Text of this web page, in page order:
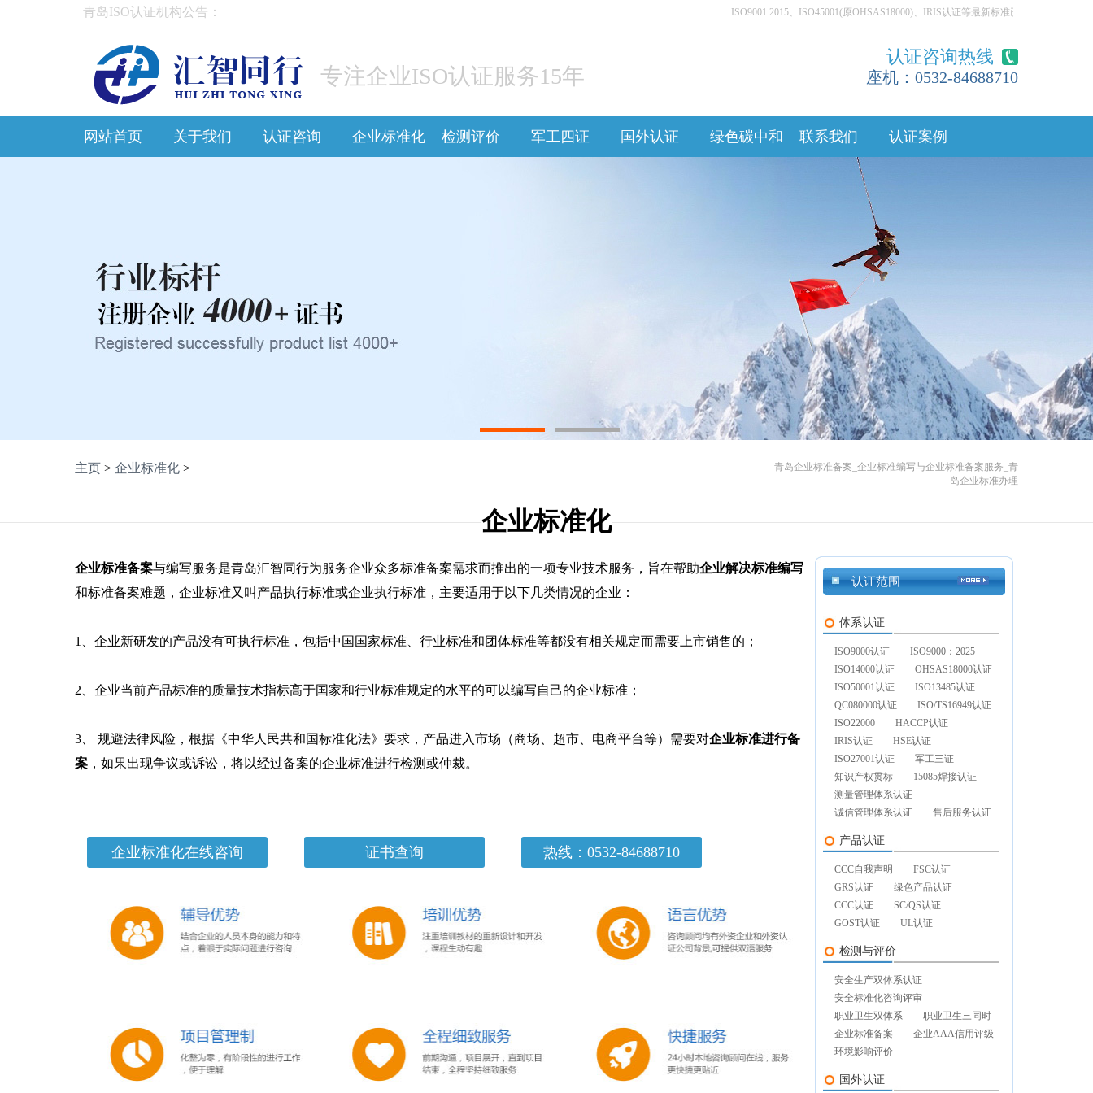
青岛ISO认证机构公告： ISO9001:2015、ISO45001(原OHSAS18000)、IRIS认证等最新标准已经更新，青岛各
专注企业ISO认证服务15年
认证咨询热线
座机：0532-84688710
网站首页 关于我们 认证咨询 企业标准化 检测评价 军工四证 国外认证 绿色碳中和 联系我们 认证案例
1 2
主页 > 企业标准化 >
青岛企业标准备案_企业标准编写与企业标准备案服务_青
岛企业标准办理
企业标准化
企业标准备案与编写服务是青岛汇智同行为服务企业众多标准备案需求而推出的一项专业技术服务，旨在帮助企业解决标准编写
和标准备案难题，企业标准又叫产品执行标准或企业执行标准，主要适用于以下几类情况的企业：
1、企业新研发的产品没有可执行标准，包括中国国家标准、行业标准和团体标准等都没有相关规定而需要上市销售的；
2、企业当前产品标准的质量技术指标高于国家和行业标准规定的水平的可以编写自己的企业标准；
3、 规避法律风险，根据《中华人民共和国标准化法》要求，产品进入市场（商场、超市、电商平台等）需要对企业标准进行备
案 ，如果出现争议或诉讼，将以经过备案的企业标准进行检测或仲裁。
企业标准化在线咨询 证书查询 热线：0532-84688710
认证范围
体系认证
ISO9000认证
ISO9000：2025
ISO14000认证
OHSAS18000认证
ISO50001认证
ISO13485认证
QC080000认证
ISO/TS16949认证
ISO22000
HACCP认证
IRIS认证
HSE认证
ISO27001认证
军工三证
知识产权贯标
15085焊接认证
测量管理体系认证
诚信管理体系认证
售后服务认证
产品认证
CCC自我声明
FSC认证
GRS认证
绿色产品认证
CCC认证
SC/QS认证
GOST认证
UL认证
检测与评价
安全生产双体系认证
安全标准化咨询评审
职业卫生双体系
职业卫生三同时
企业标准备案
企业AAA信用评级
环境影响评价
国外认证